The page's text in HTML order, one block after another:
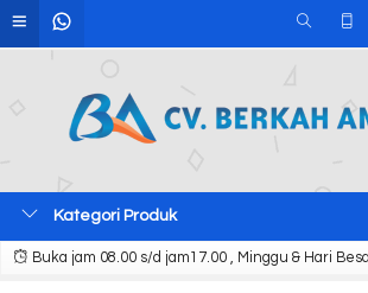
Kategori Produk
Buka jam 08.00 s/d jam17.00 , Minggu & Hari